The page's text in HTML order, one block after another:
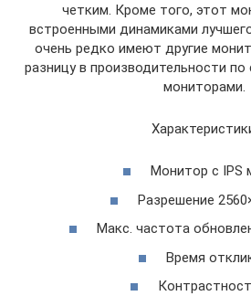
четким. Кроме того, этот
встроенными динамиками
очень редко имеют другие
разницу в производительности
мониторами.
Монитор c IPS
Разрешение
Макс. частота
Время